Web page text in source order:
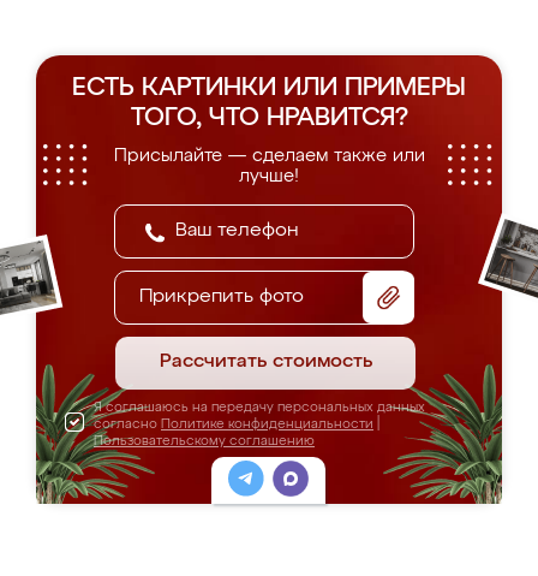
ЕСТЬ КАРТИНКИ ИЛИ ПРИМЕРЫ
ТОГО, ЧТО НРАВИТСЯ?
Присылайте — сделаем также или
лучше!
Прикрепить фото
Рассчитать стоимость
Я соглашаюсь на передачу персональных данных
согласно Политике конфиденциальности
Пользовательскому соглашению